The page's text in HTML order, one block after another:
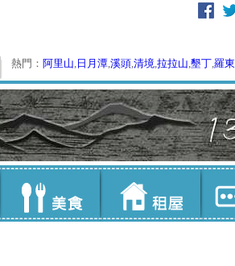
熱門： 阿里山, 日月潭,溪頭,清境,拉拉山,墾丁,羅東